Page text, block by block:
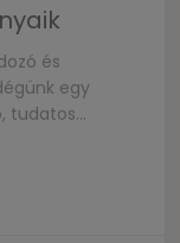
és
egy
tudatos
mit és
Arra
a közös